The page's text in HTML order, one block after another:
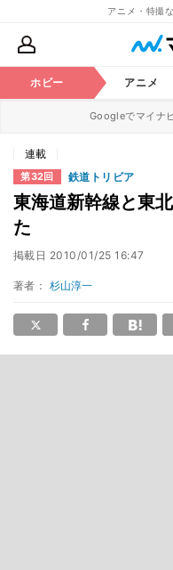
アニメ・特撮
ホビー アニメ
Googleでマイナ
連載
第32回 鉄道トリビア
東海道新幹線と東
た
掲載日 2010/01/25 16:47
著者： 杉山淳一